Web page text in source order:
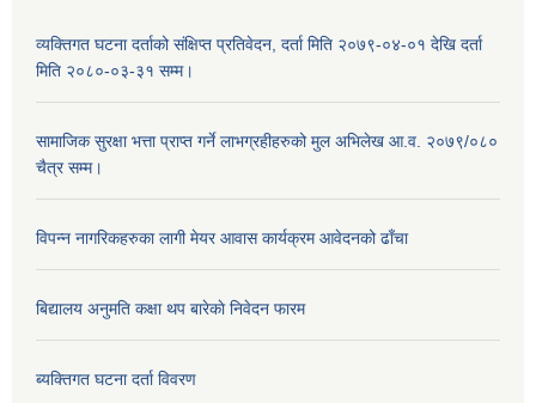
व्यक्तिगत घटना दर्ताको संक्षिप्त प्रतिवेदन, दर्ता मिति २०७९-०४-०१ देखि दर्ता
मिति २०८०-०३-३१ सम्म।
सामाजिक सुरक्षा भत्ता प्राप्त गर्ने लाभग्रहीहरुको मुल अभिलेख आ.व. २०७९/०८०
चैत्र सम्म।
विपन्न नागरिकहरुका लागी मेयर आवास कार्यक्रम आवेदनको ढाँचा
बिद्यालय अनुमति कक्षा थप बारेकाे निवेदन फारम
ब्यक्तिगत घटना दर्ता विवरण